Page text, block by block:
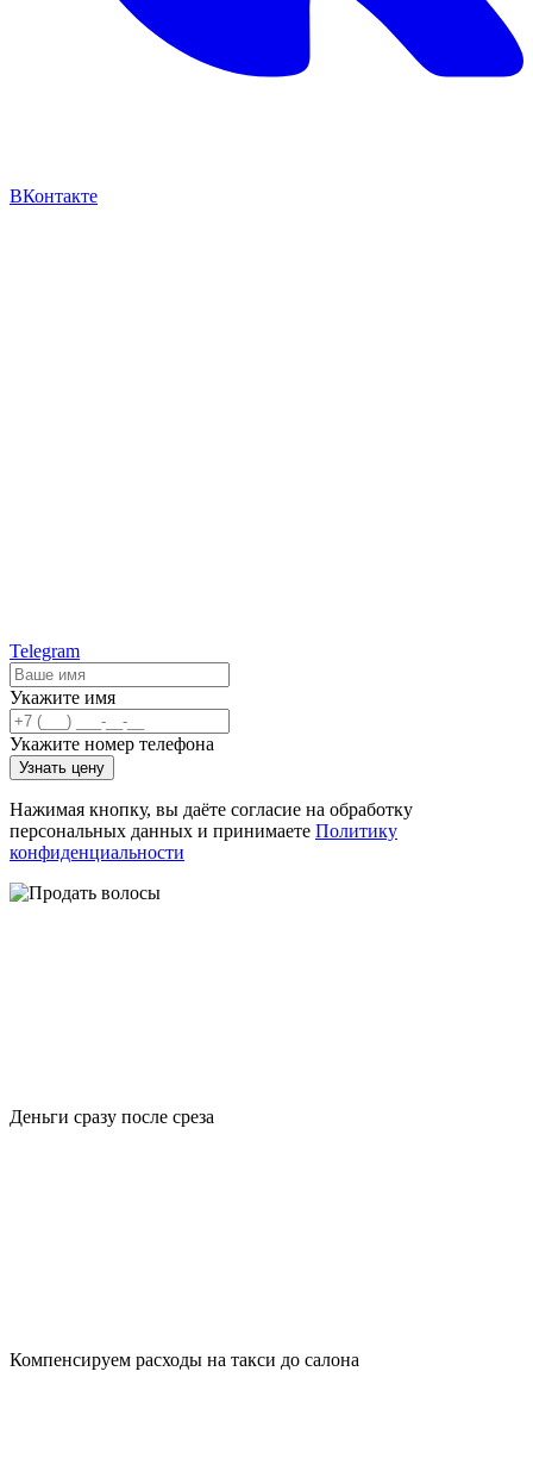
ВКонтакте
Telegram
Укажите имя
Укажите номер телефона
Узнать цену
Нажимая кнопку, вы даёте согласие на обработку
персональных данных и принимаете Политику
конфиденциальности
Деньги сразу после среза
Компенсируем расходы на такси до салона